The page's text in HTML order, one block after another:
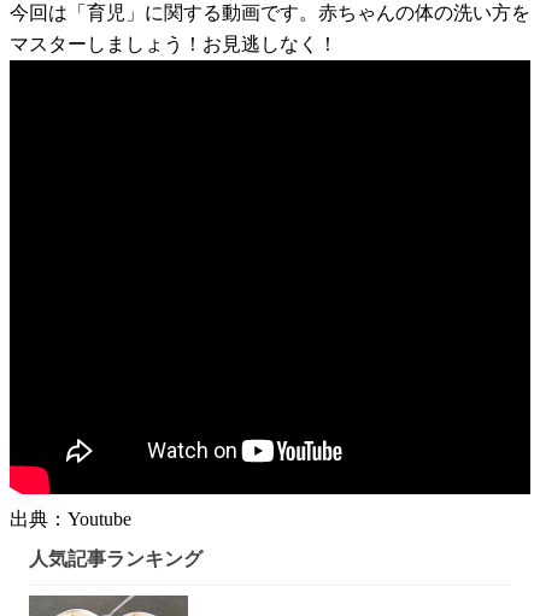
今回は「育児」に関する動画です。赤ちゃんの体の洗い方を
マスターしましょう！お見逃しなく！
出典：Youtube
人気記事ランキング